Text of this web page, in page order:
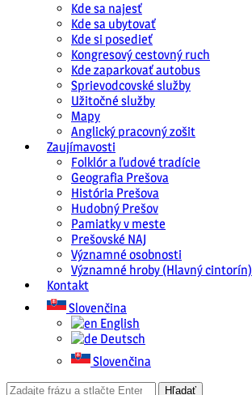
Kde sa najesť
Kde sa ubytovať
Kde si posedieť
Kongresový cestovný ruch
Kde zaparkovať autobus
Sprievodcovské služby
Užitočné služby
Mapy
Anglický pracovný zošit
Zaujímavosti
Folklór a ľudové tradície
Geografia Prešova
História Prešova
Hudobný Prešov
Pamiatky v meste
Prešovské NAJ
Významné osobnosti
Významné hroby (Hlavný cintorín)
Kontakt
Slovenčina
English
Deutsch
Slovenčina